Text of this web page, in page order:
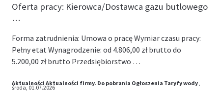
Oferta pracy: Kierowca/Dostawca gazu butlowego
…
Forma zatrudnienia: Umowa o pracę Wymiar czasu pracy:
Pełny etat Wynagrodzenie: od 4.806,00 zł brutto do
5.200,00 zł brutto Przedsiębiorstwo …
Aktualności Aktualności firmy. Do pobrania Ogłoszenia Taryfy wody,
środa, 01.07.2026